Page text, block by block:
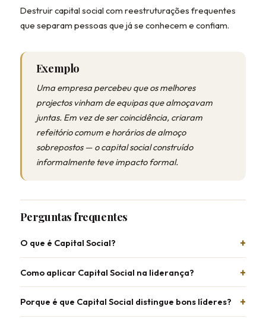
Destruir capital social com reestruturações frequentes
que separam pessoas que já se conhecem e confiam.
Exemplo
Uma empresa percebeu que os melhores
projectos vinham de equipas que almoçavam
juntas. Em vez de ser coincidência, criaram
refeitório comum e horários de almoço
sobrepostos — o capital social construído
informalmente teve impacto formal.
Perguntas frequentes
O que é Capital Social?
Como aplicar Capital Social na liderança?
Porque é que Capital Social distingue bons líderes?